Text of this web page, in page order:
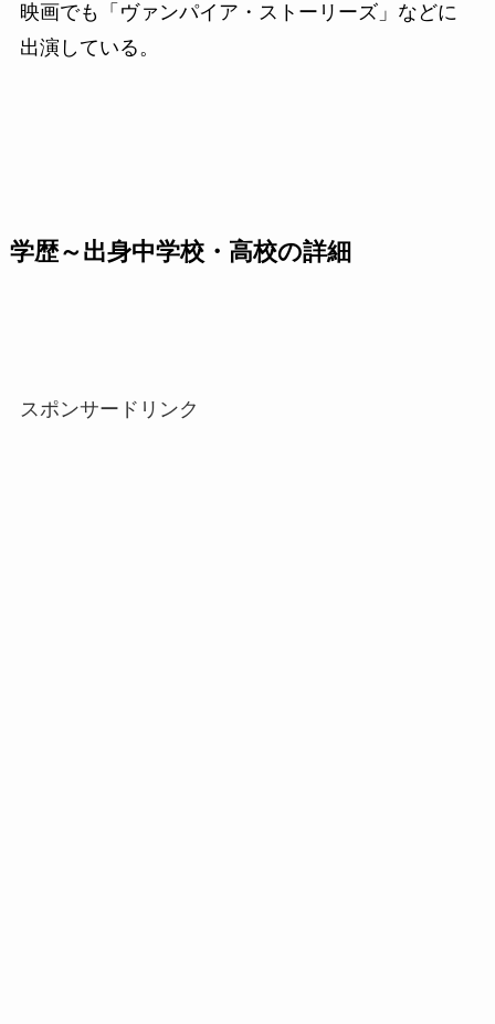
映画でも「ヴァンパイア・ストーリーズ」などに
出演している。
学歴～出身中学校・高校の詳細
スポンサードリンク